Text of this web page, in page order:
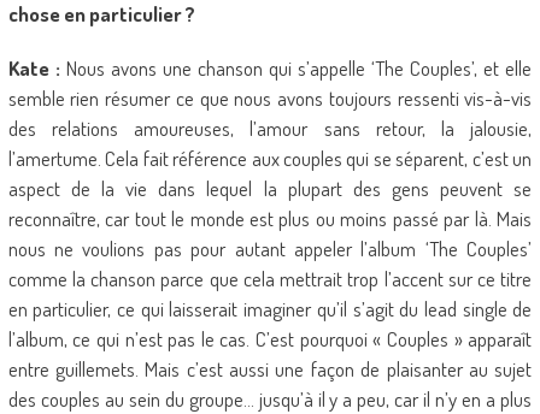
chose en particulier ?
Kate : Nous avons une chanson qui s’appelle ‘The Couples’, et elle
semble rien résumer ce que nous avons toujours ressenti vis-à-vis
des relations amoureuses, l’amour sans retour, la jalousie,
l’amertume. Cela fait référence aux couples qui se séparent, c’est un
aspect de la vie dans lequel la plupart des gens peuvent se
reconnaître, car tout le monde est plus ou moins passé par là. Mais
nous ne voulions pas pour autant appeler l’album ‘The Couples’
comme la chanson parce que cela mettrait trop l’accent sur ce titre
en particulier, ce qui laisserait imaginer qu’il s’agit du lead single de
l’album, ce qui n’est pas le cas. C’est pourquoi « Couples » apparaît
entre guillemets. Mais c’est aussi une façon de plaisanter au sujet
des couples au sein du groupe… jusqu’à il y a peu, car il n’y en a plus